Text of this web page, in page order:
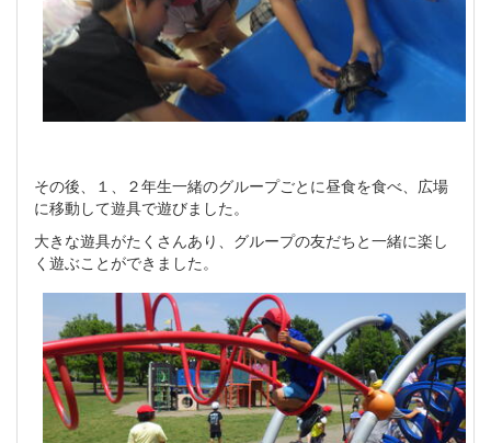
その後、１、２年生一緒のグループごとに昼食を食べ、広場
に移動して遊具で遊びました。
大きな遊具がたくさんあり、グループの友だちと一緒に楽し
く遊ぶことができました。